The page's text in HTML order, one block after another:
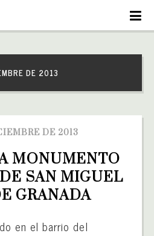
DE 2013
DE 2013
MONUMENTO
SAN MIGUEL
GRANADA
en el barrio del